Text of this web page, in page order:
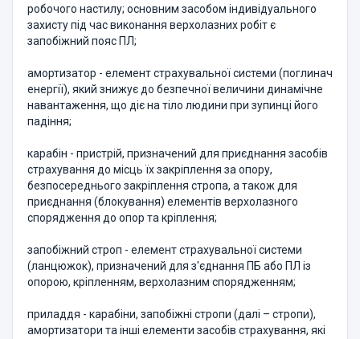
робочого настилу; основним засобом індивідуального
захисту під час виконання верхолазних робіт є
запобіжний пояс ПЛ;
амортизатор - елемент страхувальної системи (поглинач
енергії), який знижує до безпечної величини динамічне
навантаження, що діє на тіло людини при зупинці його
падіння;
карабін - пристрій, призначений для приєднання засобів
страхування до місць їх закріплення за опору,
безпосереднього закріплення стропа, а також для
приєднання (блокування) елементів верхолазного
спорядження до опор та кріплення;
запобіжний строп - елемент страхувальної системи
(ланцюжок), призначений для з'єднання ПБ або ПЛ із
опорою, кріпленням, верхолазним спорядженням;
приладдя - карабіни, запобіжні стропи (далі – стропи),
амортизатори та інші елементи засобів страхування, які